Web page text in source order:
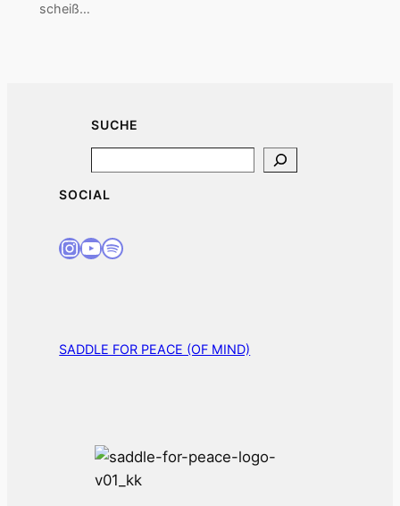
scheiß…
SUCHE
SOCIAL
Instagram
Youtube
Spotify
SADDLE FOR PEACE (OF MIND)